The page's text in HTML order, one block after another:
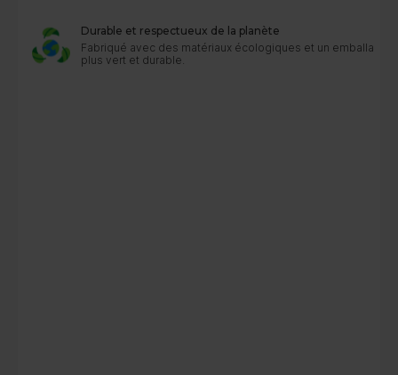
Durable et respectueux de la planète
Fabriqué avec des matériaux écologiques et un emballage
plus vert et durable.